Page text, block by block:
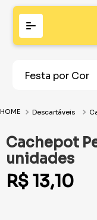
Festa por Cor
Descartáveis
Cachepot
unidades
R$ 13,10